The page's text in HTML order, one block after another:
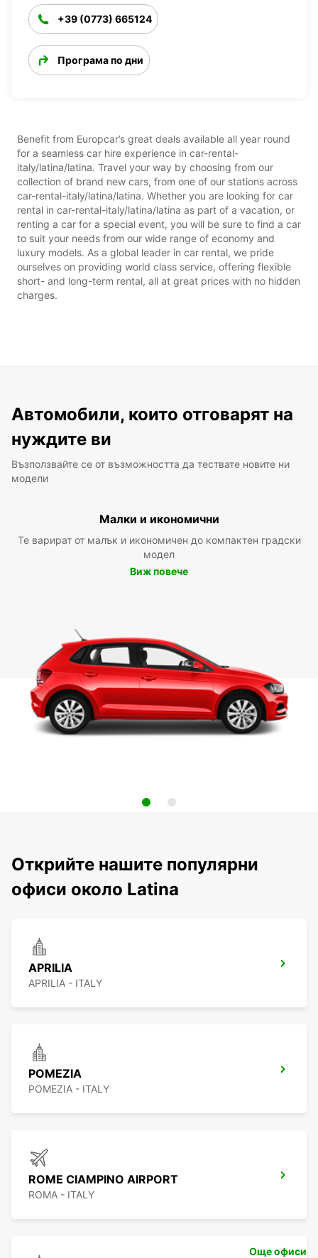
+39 (0773) 665124
Програма по дни
Benefit from Europcar’s great deals available all year round
for a seamless car hire experience in car-rental-
italy/latina/latina. Travel your way by choosing from our
collection of brand new cars, from one of our stations across
car-rental-italy/latina/latina. Whether you are looking for car
rental in car-rental-italy/latina/latina as part of a vacation, or
renting a car for a special event, you will be sure to find a car
to suit your needs from our wide range of economy and
luxury models. As a global leader in car rental, we pride
ourselves on providing world class service, offering flexible
short- and long-term rental, all at great prices with no hidden
charges.
Автомобили, които отговарят на
нуждите ви
Възползвайте се от възможността да тествате новите ни
модели
Малки и икономични
Те варират от малък и икономичен до компактен градски
модел
Виж повече
Открийте нашите популярни
офиси около Latina
APRILIA
APRILIA - ITALY
POMEZIA
POMEZIA - ITALY
ROME CIAMPINO AIRPORT
ROMA - ITALY
Още офиси